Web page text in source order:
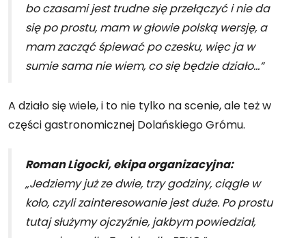
bo czasami jest trudne się przełączyć i nie da
się po prostu, mam w głowie polską wersję, a
mam zacząć śpiewać po czesku, więc ja w
sumie sama nie wiem, co się będzie działo…“
A działo się wiele, i to nie tylko na scenie, ale też w
części gastronomicznej Dolańskiego Grómu.
Roman Ligocki, ekipa organizacyjna:
„Jedziemy już ze dwie, trzy godziny, ciągle w
koło, czyli zainteresowanie jest duże. Po prostu
tutaj służymy ojczyźnie, jakbym powiedział,